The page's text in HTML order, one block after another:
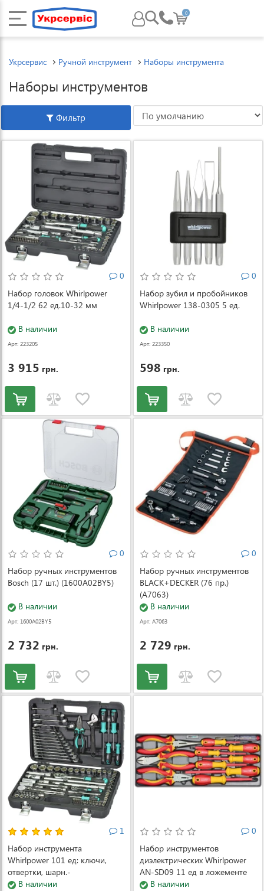
0
Укрсервис Ручной инструмент Наборы инструмента
Наборы инструментов
Фильтр
0
Набор головок Whirlpower
1/4-1/2 62 ед.10-32 мм
В наличии
Арт: 223205
3 915 грн.
0
Набор зубил и пробойников
Whirlpower 138-0305 5 ед.
В наличии
Арт: 223350
598 грн.
0
Набор ручных инструментов
Bosch (17 шт.) (1600A02BY5)
В наличии
Арт: 1600A02BY5
2 732 грн.
0
Набор ручных инструментов
BLACK+DECKER (76 пр.)
(A7063)
В наличии
Арт: A7063
2 729 грн.
1
Набор инструмента
Whirlpower 101 ед: ключи,
отвертки, шарн.-
губц.инструмент
В наличии
0
Набор инструментов
диэлектрических Whirlpower
AN-SD09 11 ед в ложементе
(AN-SD09)
В наличии